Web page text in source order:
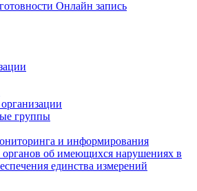
Онлайн запись
группы
и информирования
органов об имеющихся нарушениях в
единства измерений